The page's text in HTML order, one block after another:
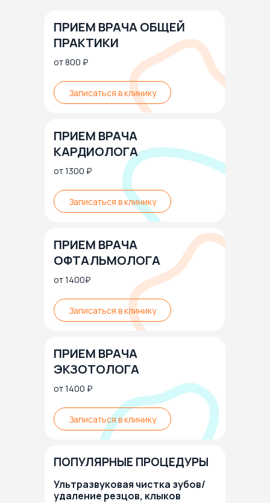
Записаться в клинику
от 800 ₽
ПРИЕМ ВРАЧА ОБЩЕЙ
ПРАКТИКИ
ПРИЕМ ВРАЧА
КАРДИОЛОГА
от 1300 ₽
Записаться в клинику
ПРИЕМ ВРАЧА
ЭКЗОТОЛОГА
от 1400 ₽
Записаться в клинику
ПОПУЛЯРНЫЕ ПРОЦЕДУРЫ
Ультразвуковая чистка зубов/
удаление резцов, клыков
ПРИЕМ ВРАЧА
ОФТАЛЬМОЛОГА
от 1400₽
Записаться в клинику